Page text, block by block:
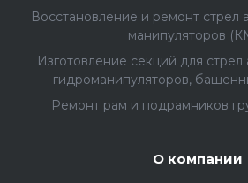
Восстановление и ремонт стрел
манипуляторов
Изготовление секций для
гидроманипуляторов,
Ремонт рам и подрамников
О компании